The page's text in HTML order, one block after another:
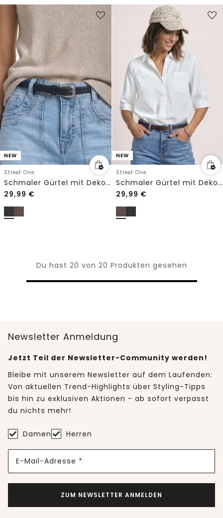
NEW
Street One
Schmaler Gürtel mit Dekoschnalle
29,99 €
NEW
Street One
Schmaler Gürtel mit Dekoschnalle
29,99 €
Du hast 20 von 20 Produkten gesehen
Newsletter Anmeldung
Jetzt Teil der Newsletter-Community werden!
Bleibe mit unserem Newsletter auf dem Laufenden:
Von aktuellen Trend-Highlights über Styling-Tipps
bis hin zu exklusiven Aktionen - ab sofort verpasst
du nichts mehr!
Damen Herren
E-Mail-Adresse *
ZUM NEWSLETTER ANMELDEN